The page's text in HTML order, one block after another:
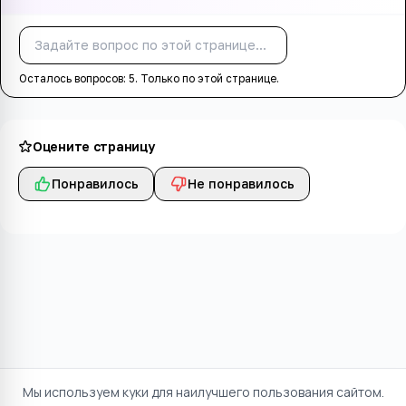
Осталось вопросов: 5. Только по этой странице.
Оцените страницу
Понравилось Не понравилось
Мы используем куки для наилучшего пользования сайтом.